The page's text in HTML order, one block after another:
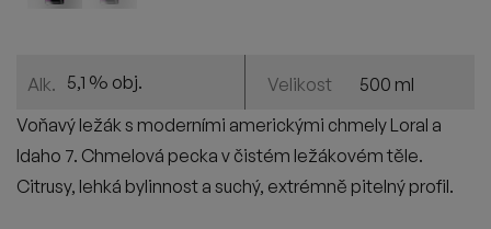
Alk. 5,1 % obj. Velikost
500 ml
Voňavý ležák s moderními americkými chmely Loral a
Idaho 7. Chmelová pecka v čistém ležákovém těle.
Citrusy, lehká bylinnost a suchý, extrémně pitelný profil.